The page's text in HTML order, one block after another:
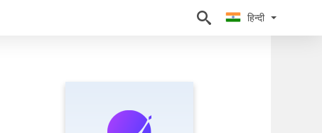
हिन्दी